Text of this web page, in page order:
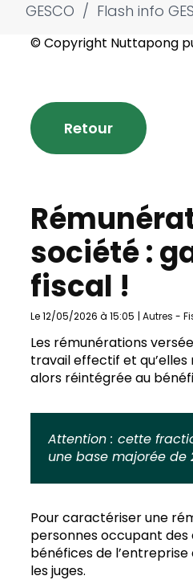
GESCO / Flash info
© Copyright Nuttapong
Retour
société :
fiscal !
Le 12/05/2026 à 15:05 | Autres -
Les rémunérations
travail effectif et qu’elles
alors réintégrée au
Attention : cette
une base majorée de
Pour caractériser une
personnes occupant
bénéfices de
les juges.